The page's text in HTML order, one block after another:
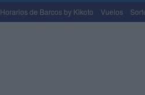
Horarios de Barcos by Kikoto Vuelos